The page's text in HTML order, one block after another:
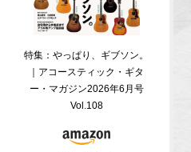
特集：やっぱり、ギブソン。
｜アコースティック・ギタ
ー・マガジン2026年6月号
Vol.108